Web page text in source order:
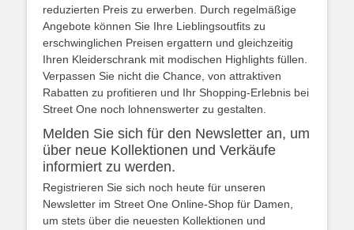
reduzierten Preis zu erwerben. Durch regelmäßige
Angebote können Sie Ihre Lieblingsoutfits zu
erschwinglichen Preisen ergattern und gleichzeitig
Ihren Kleiderschrank mit modischen Highlights füllen.
Verpassen Sie nicht die Chance, von attraktiven
Rabatten zu profitieren und Ihr Shopping-Erlebnis bei
Street One noch lohnenswerter zu gestalten.
Melden Sie sich für den Newsletter an, um
über neue Kollektionen und Verkäufe
informiert zu werden.
Registrieren Sie sich noch heute für unseren
Newsletter im Street One Online-Shop für Damen,
um stets über die neuesten Kollektionen und